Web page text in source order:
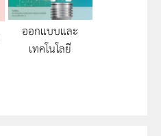
ออกแบบและ
เทคโนโลยี